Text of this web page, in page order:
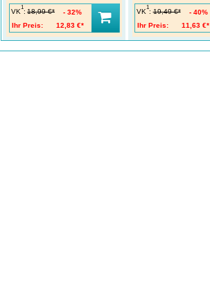
VK
1
: 18,99 €*
Ihr Preis:
12,83 €*
32% VK
1
: 19,49 €*
Ihr Preis:
11,63 €*
40%